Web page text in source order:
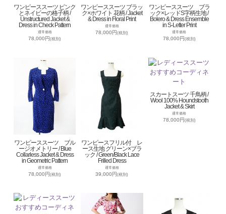
ワンピーススーツ ピンク
とネイビーの格子柄 /
Unstructured Jacket &
Dress in Check Pattern
通常価格
78,000円(税別)
ワンピーススーツ ブラッ
ク×ホワイト 花柄 / Jacket
& Dress in Floral Print
通常価格
78,000円(税別)
ワンピーススーツ ブラ
ック×レッドS字柄生地 /
Bolero & Dress Ensemble
in S-Letter Print
通常価格
78,000円(税別)
ワンピーススーツ ブル
ージオメトリー / Blue
Collarless Jacket & Dress
in Geometric Pattern
通常価格
78,000円(税別)
ワンピースフリル付 レ
ース生地 グリーン×ブラ
ック / Green/Black Lace
Frilled Dress
通常価格
39,000円(税別)
スカートスーツ 千鳥柄 /
Wool 100% Houndstooth
Jacket & Skirt
通常価格
78,000円(税別)